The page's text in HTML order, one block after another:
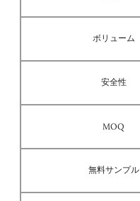
ボリューム
安全性
MOQ
無料サンプル